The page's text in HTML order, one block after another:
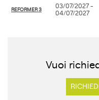
REFORMER 3
03/07/2027 -
04/07/2027
Vuoi